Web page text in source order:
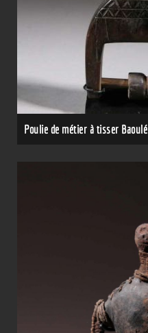
Poulie de métier à tisser Baoulé